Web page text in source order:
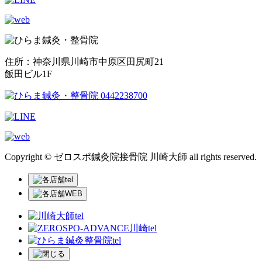
住所：神奈川県川崎市中原区田尻町21
飯田ビル1F
Copyright © ゼロスポ鍼灸院接骨院 川崎大師 all rights reserved.